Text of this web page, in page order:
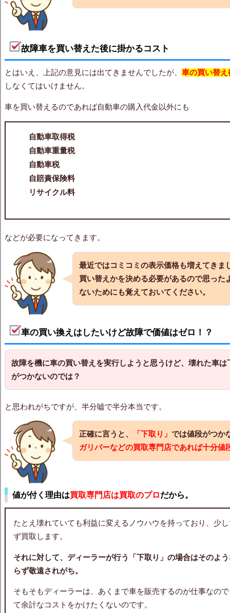
故障車を買い替えた後に掛かるコスト
とはいえ、上記の意見には出てきませんでしたが、 車の買い替
しなくてはいけません。
車を買い替えるのであれば自動車の購入代金以外にも
自動車取得税
自動車重量税
自動車税
自賠責保険料
リサイクル料
などが必要になってきます。
最近ではコミコミの表示価格も増えてきま
買い替えかを決める必要があるので思った
ないためにも覚えておいてください。
車の買い換えはしたいけど故障で価値はゼロ！？
故障を機に車の買い替え を実行しようと思うけど、壊れた車は
がつかないのでは？
と思われがちですが、半分嘘で半分本当です。
正確に言うと、 「下取り」では値段がつか
ガリバーなどの買取専門店であれば十分値
値が付く理由は買取専門店は買取のプロだから。
たとえ壊れていても利益に変えるノウハウを持っており、少
ず買取します。
それに対して、ディーラーが行う「下取り」の場合はそのよ
らず敬遠されがち。
そもそもディーラーは、あくまで車を販売するのが仕事なの
て余計なコストをかけたくないのです。